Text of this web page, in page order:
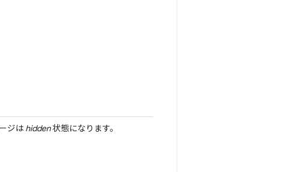
ジは hidden状態になります。